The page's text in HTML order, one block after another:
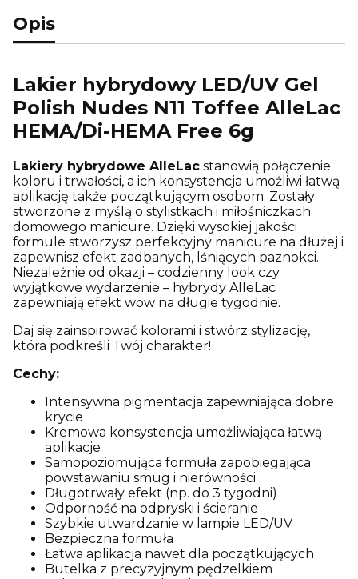
Opis
Lakier hybrydowy LED/UV Gel
Polish Nudes N11 Toffee AlleLac
HEMA/Di-HEMA Free 6g
Lakiery hybrydowe AlleLac stanowią połączenie
koloru i trwałości, a ich konsystencja umożliwi łatwą
aplikację także początkującym osobom. Zostały
stworzone z myślą o stylistkach i miłośniczkach
domowego manicure. Dzięki wysokiej jakości
formule stworzysz perfekcyjny manicure na dłużej i
zapewnisz efekt zadbanych, lśniących paznokci.
Niezależnie od okazji – codzienny look czy
wyjątkowe wydarzenie – hybrydy AlleLac
zapewniają efekt wow na długie tygodnie.
Daj się zainspirować kolorami i stwórz stylizację,
która podkreśli Twój charakter!
Cechy:
Intensywna pigmentacja zapewniająca dobre
krycie
Kremowa konsystencja umożliwiająca łatwą
aplikacje
Samopoziomująca formuła zapobiegająca
powstawaniu smug i nierówności
Długotrwały efekt (np. do 3 tygodni)
Odporność na odpryski i ścieranie
Szybkie utwardzanie w lampie LED/UV
Bezpieczna formuła
Łatwa aplikacja nawet dla początkujących
Butelka z precyzyjnym pędzelkiem